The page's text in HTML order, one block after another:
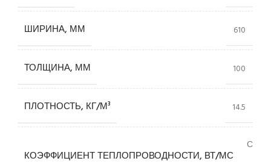
ШИРИНА, ММ 610
ТОЛЩИНА, ММ 100
ПЛОТНОСТЬ, КГ/М³ 14.5
КОЭФФИЦИЕНТ ТЕПЛОПРОВОДНОСТИ, ВТ/МС